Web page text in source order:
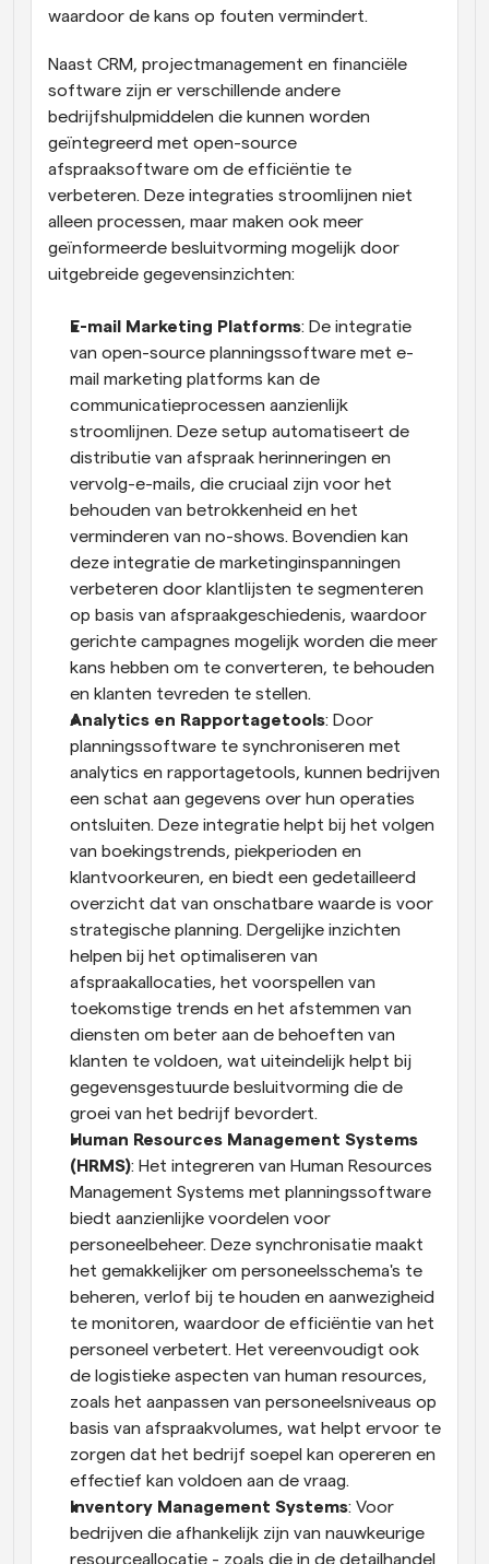
waardoor de kans op fouten vermindert.
Naast CRM, projectmanagement en financiële
software zijn er verschillende andere
bedrijfshulpmiddelen die kunnen worden
geïntegreerd met open-source
afspraaksoftware om de efficiëntie te
verbeteren. Deze integraties stroomlijnen niet
alleen processen, maar maken ook meer
geïnformeerde besluitvorming mogelijk door
uitgebreide gegevensinzichten:
E-mail Marketing Platforms: De integratie
van open-source planningssoftware met e-
mail marketing platforms kan de
communicatieprocessen aanzienlijk
stroomlijnen. Deze setup automatiseert de
distributie van afspraak herinneringen en
vervolg-e-mails, die cruciaal zijn voor het
behouden van betrokkenheid en het
verminderen van no-shows. Bovendien kan
deze integratie de marketinginspanningen
verbeteren door klantlijsten te segmenteren
op basis van afspraakgeschiedenis, waardoor
gerichte campagnes mogelijk worden die meer
kans hebben om te converteren, te behouden
en klanten tevreden te stellen.
Analytics en Rapportagetools: Door
planningssoftware te synchroniseren met
analytics en rapportagetools, kunnen bedrijven
een schat aan gegevens over hun operaties
ontsluiten. Deze integratie helpt bij het volgen
van boekingstrends, piekperioden en
klantvoorkeuren, en biedt een gedetailleerd
overzicht dat van onschatbare waarde is voor
strategische planning. Dergelijke inzichten
helpen bij het optimaliseren van
afspraakallocaties, het voorspellen van
toekomstige trends en het afstemmen van
diensten om beter aan de behoeften van
klanten te voldoen, wat uiteindelijk helpt bij
gegevensgestuurde besluitvorming die de
groei van het bedrijf bevordert.
Human Resources Management Systems
(HRMS): Het integreren van Human Resources
Management Systems met planningssoftware
biedt aanzienlijke voordelen voor
personeelbeheer. Deze synchronisatie maakt
het gemakkelijker om personeelsschema's te
beheren, verlof bij te houden en aanwezigheid
te monitoren, waardoor de efficiëntie van het
personeel verbetert. Het vereenvoudigt ook
de logistieke aspecten van human resources,
zoals het aanpassen van personeelsniveaus op
basis van afspraakvolumes, wat helpt ervoor te
zorgen dat het bedrijf soepel kan opereren en
effectief kan voldoen aan de vraag.
Inventory Management Systems: Voor
bedrijven die afhankelijk zijn van nauwkeurige
resourceallocatie - zoals die in de detailhandel